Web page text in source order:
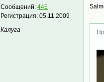
Сообщений:445
Регистрация:05.11.2009
Калуга